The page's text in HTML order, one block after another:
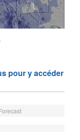
pour y accéder